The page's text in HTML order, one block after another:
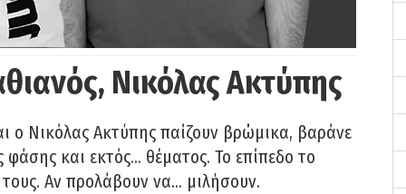
Νικόλας Ακτύπης
ο Νικόλας Ακτύπης παίζουν βρώμικα, βαράνε
και εκτός… θέματος. Το επίπεδο το
Αν προλάβουν να… μιλήσουν.